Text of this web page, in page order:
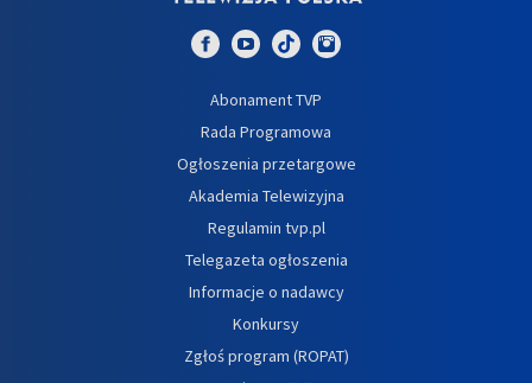
Abonament TVP
Rada Programowa
Ogłoszenia przetargowe
Akademia Telewizyjna
Regulamin tvp.pl
Telegazeta ogłoszenia
Informacje o nadawcy
Konkursy
Zgłoś program (ROPAT)